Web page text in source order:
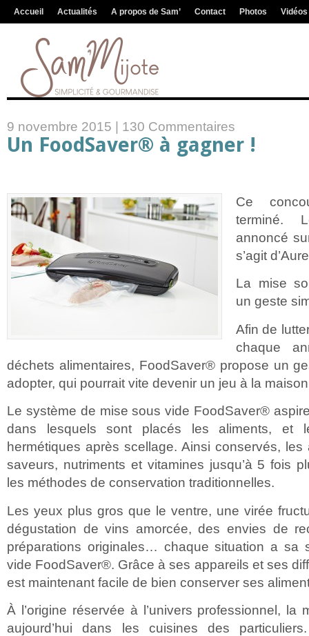
Accueil Actualités A propos de Sam’ Contact Photos Vidéos
9 novembre 2015 | 130 Commentaires
Un FoodSaver® à gagner !
Ce
terminé.
annoncé
s’agit
La mise
un geste
Afin de
chaque
déchets alimentaires, FoodSaver® propose un
adopter, qui pourrait vite devenir un jeu à la
Le système de mise sous vide FoodSaver®
dans lesquels sont placés les aliments, et
hermétiques après scellage. Ainsi conservés,
saveurs, nutriments et vitamines jusqu’à 5 fois
les méthodes de conservation traditionnelles.
Les yeux plus gros que le ventre, une virée
dégustation de vins amorcée, des envies de
préparations originales… chaque situation a sa
vide FoodSaver®. Grâce à ses appareils et ses
est maintenant facile de bien conserver ses
À l’origine réservée à l’univers professionnel, la
aujourd’hui dans les cuisines des